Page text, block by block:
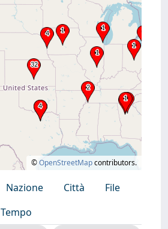
©OpenStreetMapcontributors.
Nazione Città
File
Tempo